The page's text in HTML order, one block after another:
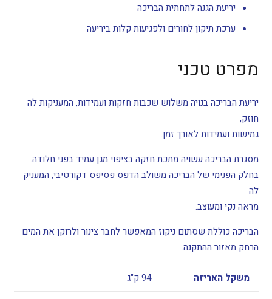
יריעת הגנה לתחתית הבריכה
ערכת תיקון לחורים ולפגיעות קלות ביריעה
מפרט טכני
יריעת הבריכה בנויה משלוש שכבות חזקות ועמידות, המעניקות לה
חוזק,
גמישות ועמידות לאורך זמן.
מסגרת הבריכה עשויה מתכת חזקה בציפוי מגן עמיד בפני חלודה.
בחלק הפנימי של הבריכה משולב הדפס פסיפס דקורטיבי, המעניק
לה
מראה נקי ומעוצב.
הבריכה כוללת שסתום ניקוז המאפשר לחבר צינור ולרוקן את המים
הרחק מאזור ההתקנה.
משקל האריזה 94 ק"ג